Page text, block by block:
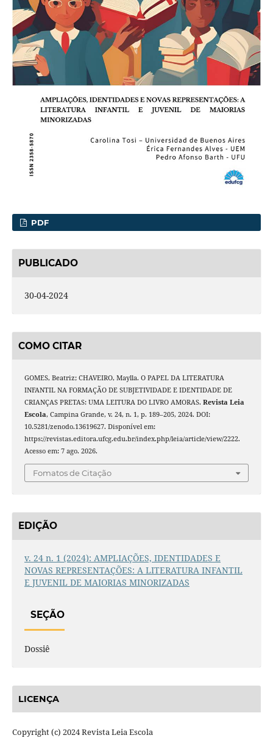
PDF
PUBLICADO
30-04-2024
COMO CITAR
GOMES, Beatriz; CHAVEIRO, Maylla. O PAPEL DA LITERATURA
INFANTIL NA FORMAÇÃO DE SUBJETIVIDADE E IDENTIDADE DE
CRIANÇAS PRETAS: UMA LEITURA DO LIVRO AMORAS. Revista Leia
Escola, Campina Grande, v. 24, n. 1, p. 189–205, 2024. DOI:
10.5281/zenodo.13619627. Disponível em:
https://revistas.editora.ufcg.edu.br/index.php/leia/article/view/2222.
Acesso em: 7 ago. 2026.
Fomatos de Citação
EDIÇÃO
v. 24 n. 1 (2024): AMPLIAÇÕES, IDENTIDADES E
NOVAS REPRESENTAÇÕES: A LITERATURA INFANTIL
E JUVENIL DE MAIORIAS MINORIZADAS
SEÇÃO
Dossiê
LICENÇA
Copyright (c) 2024 Revista Leia Escola